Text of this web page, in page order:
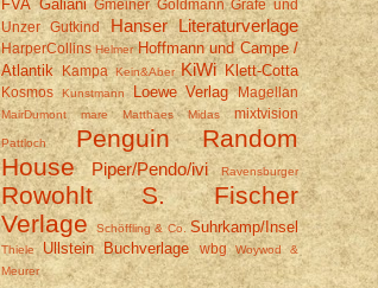
FVA Galiani Gmeiner Goldmann Gräfe und
Unzer
Gutkind Hanser Literaturverlage
HarperCollins Helmer Hoffmann und Campe /
Atlantik
Kampa Kein&Aber KiWi Klett-Cotta
Kosmos Kunstmann Loewe Verlag Magellan
MairDumont mare Matthaes Midas mixtvision
Pattloch
Penguin Random
House
Piper/Pendo/ivi Ravensburger
Rowohlt
S. Fischer
Verlage
Schöffling & Co. Suhrkamp/Insel
Thiele Ullstein Buchverlage wbg
Woywod &
Meurer